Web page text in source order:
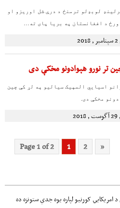
لوبډلو ترمنځ د درې شل اوریزو او
د افغانستان په بریا پای ته…
تر نورو هېوادونو مخکې دی
اسیايي المپیک سیالیو په لړ کې چین
Page 1 of 2 1 2 »
امریکایي کورنیو لپاره یوه جدي ستونزه ده